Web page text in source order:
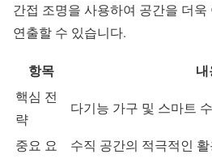
간접 조명을 사용하여 공간을 더
연출할 수 있습니다.
항목
핵심 전
략
다기능 가구 및 스마트
중요 요
수직 공간의 적극적인